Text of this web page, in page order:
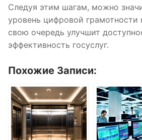
Следуя этим шагам, можно
уровень цифровой грамотности
свою очередь улучшит
эффективность госуслуг.
Похожие Записи: